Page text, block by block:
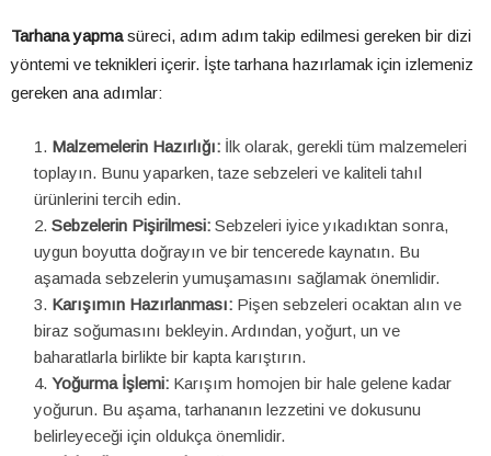
Tarhana yapmasüreci, adım adım takip edilmesi gereken bir dizi
yöntemi ve teknikleri içerir. İşte tarhana hazırlamak için izlemeniz
gereken ana adımlar:
Malzemelerin Hazırlığı: İlk olarak, gerekli tüm malzemeleri
toplayın. Bunu yaparken, taze sebzeleri ve kaliteli tahıl
ürünlerini tercih edin.
Sebzelerin Pişirilmesi: Sebzeleri iyice yıkadıktan sonra,
uygun boyutta doğrayın ve bir tencerede kaynatın. Bu
aşamada sebzelerin yumuşamasını sağlamak önemlidir.
Karışımın Hazırlanması: Pişen sebzeleri ocaktan alın ve
biraz soğumasını bekleyin. Ardından, yoğurt, un ve
baharatlarla birlikte bir kapta karıştırın.
Yoğurma İşlemi: Karışım homojen bir hale gelene kadar
yoğurun. Bu aşama, tarhananın lezzetini ve dokusunu
belirleyeceği için oldukça önemlidir.